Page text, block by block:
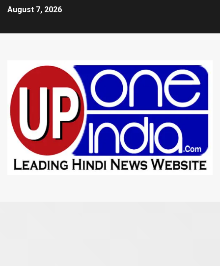
August 7, 2026